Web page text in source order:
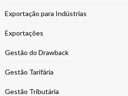
Exportação para Indústrias
Exportações
Gestão do Drawback
Gestão Tarifária
Gestão Tributária